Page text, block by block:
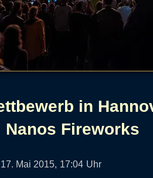
in
Nanos Fireworks
17. Mai 2015, 17:04 Uhr